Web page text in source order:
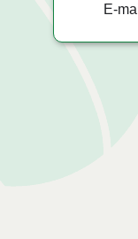
E-